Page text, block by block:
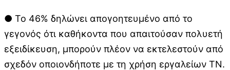
● Το 46% δηλώνει απογοητευμένο από το
γεγονός ότι καθήκοντα που απαιτούσαν πολυετή
εξειδίκευση, μπορούν πλέον να εκτελεστούν από
σχεδόν οποιονδήποτε με τη χρήση εργαλείων ΤΝ.